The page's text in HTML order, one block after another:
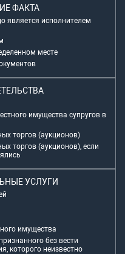
ФАКТА
является исполнителем
месте
имущества супругов в
торгов (аукционов)
торгов (аукционов), если
УСЛУГИ
имущества
без вести
которого неизвестно